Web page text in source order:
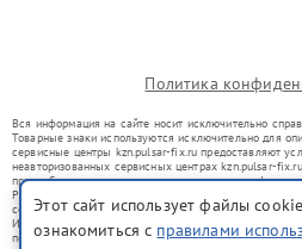
Политика
Вся информация на сайте носит исключительно
Товарные знаки используются исключительно для
сервисные центры kzn.pulsar-fix.ru предоставляют
неавторизованных сервисных центрах kzn.pulsar-
правообладателями товарных знаков или их
Ремонт осуществляется для устройств, уже
со статьей 1487 ГК РФ.
Использование товарных знаков не преследует цели
потребителей в заблуждение, а служит для
Этот сайт использует файлы
ознакомиться с правилами